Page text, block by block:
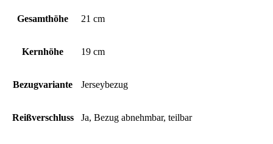
Gesamthöhe 21 cm
Kernhöhe 19 cm
Bezugvariante Jerseybezug
Reißverschluss Ja, Bezug abnehmbar, teilbar